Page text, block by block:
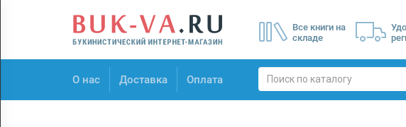
Все книги на
складе
О нас Доставка Оплата
О нас